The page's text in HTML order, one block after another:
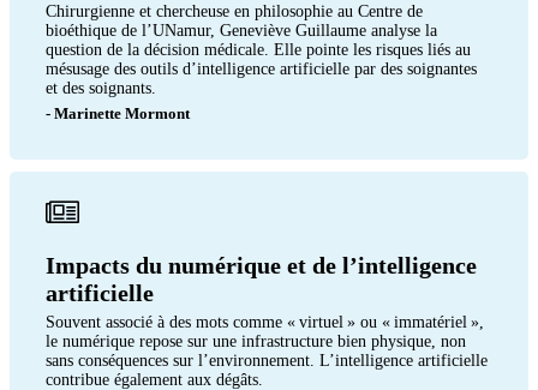
Chirurgienne et chercheuse en philosophie au Centre de
bioéthique de l’UNamur, Geneviève Guillaume analyse la
question de la décision médicale. Elle pointe les risques liés au
mésusage des outils d’intelligence artificielle par des soignantes
et des soignants.
- Marinette Mormont
Impacts du numérique et de l’intelligence
artificielle
Souvent associé à des mots comme « virtuel » ou « immatériel »,
le numérique repose sur une infrastructure bien physique, non
sans conséquences sur l’environnement. L’intelligence artificielle
contribue également aux dégâts.